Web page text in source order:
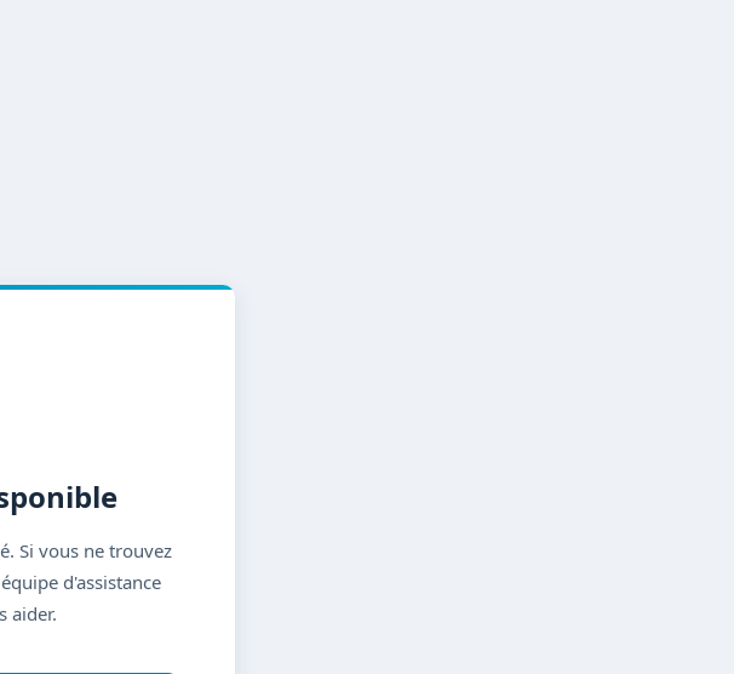
Si vous ne trouvez
d'assistance
aider.